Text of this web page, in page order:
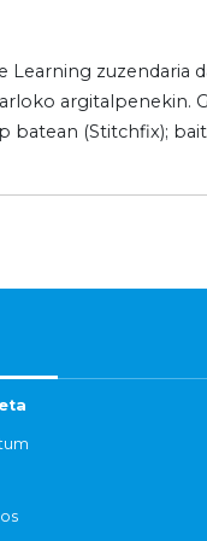
zuzendaria
argitalpenekin.
batean (Stitchfix);